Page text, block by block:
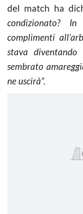
del match ha
condizionato?
complimenti
stava
sembrato
ne uscirà”.